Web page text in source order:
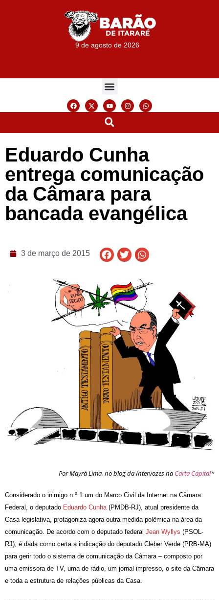
9 de agosto de 2026
Eduardo Cunha
entrega comunicação
da Câmara para
bancada evangélica
3 de março de 2015
Por Mayrá Lima, no blog da Intervozes na Carta Capital*
Considerado o inimigo n.º 1 um do Marco Civil da Internet na Câmara
Federal, o deputado Eduardo Cunha(PMDB-RJ), atual presidente da
Casa legislativa, protagoniza agora outra medida polêmica na área da
comunicação. De acordo com o deputado federal Jean Wyllys (PSOL-
RJ), é dada como certa a indicação do deputado Cleber Verde (PRB-MA)
para gerir todo o sistema de comunicação da Câmara – composto por
uma emissora de TV, uma de rádio, um jornal impresso, o site da Câmara
e toda a estrutura de relações públicas da Casa.